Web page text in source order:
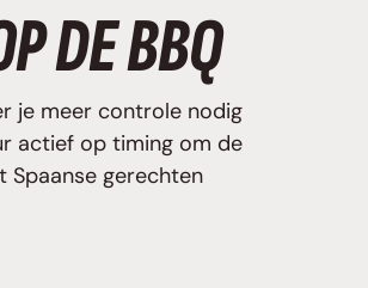
DE BBQ
je meer controle nodig
actief op timing om de
Spaanse gerechten